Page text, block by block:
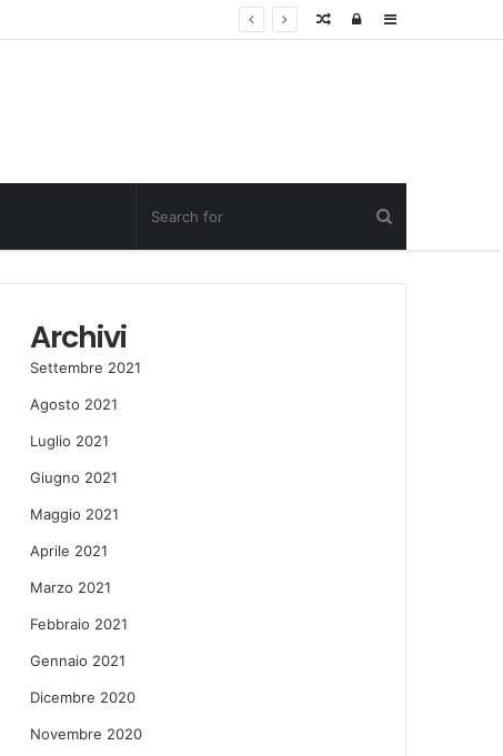
Sidebar
Log
Random
Archivi
Settembre 2021
Agosto 2021
Luglio 2021
Giugno 2021
Maggio 2021
Aprile 2021
Marzo 2021
Febbraio 2021
Gennaio 2021
Dicembre 2020
Novembre 2020